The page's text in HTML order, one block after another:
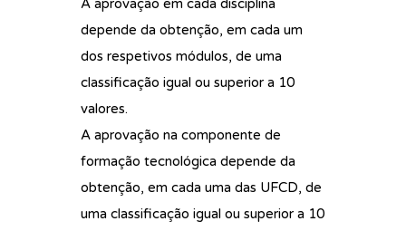
A aprovação em cada disciplina
depende da obtenção, em cada um
dos respetivos módulos, de uma
classificação igual ou superior a 10
valores.
A aprovação na componente de
formação tecnológica depende da
obtenção, em cada uma das UFCD, de
uma classificação igual ou superior a 10